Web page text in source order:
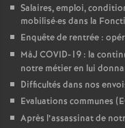
Salaires, emploi,
mobilisé·es dans la
Enquête de rentrée :
MàJ COVID-19 : la
notre métier en lui
Difficultés dans nos
Evaluations communes
Après l’assassinat de